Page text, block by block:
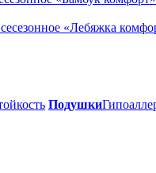
«Лебяжка
Подушки